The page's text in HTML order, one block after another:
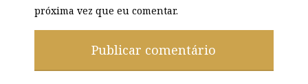
próxima vez que eu comentar.